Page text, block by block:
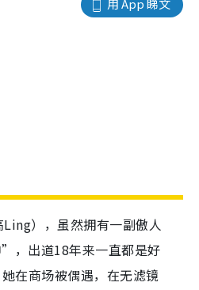
用 App 睇文
），虽然拥有一副傲人
，出道18年来一直都是好
在商场被偶遇，在无滤镜